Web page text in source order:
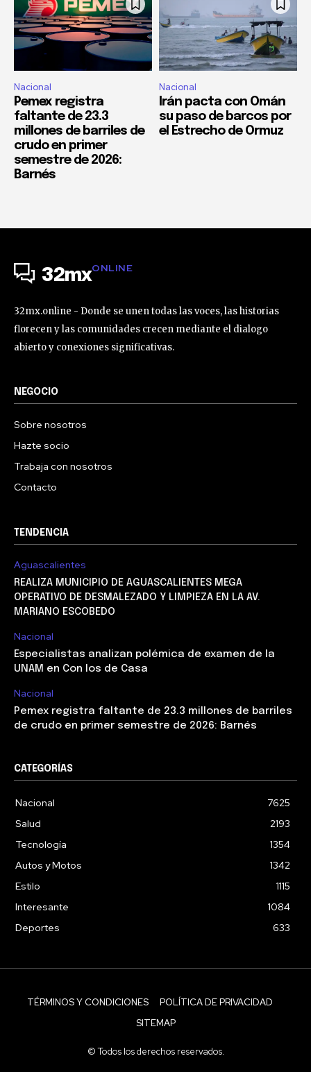
Nacional
Pemex registra
faltante de 23.3
millones de barriles de
crudo en primer
semestre de 2026:
Barnés
Nacional
Irán pacta con Omán
su paso de barcos por
el Estrecho de Ormuz
32mxONLINE
32mx.online - Donde se unen todas las voces, las historias
florecen y las comunidades crecen mediante el dialogo
abierto y conexiones significativas.
NEGOCIO
Sobre nosotros
Hazte socio
Trabaja con nosotros
Contacto
TENDENCIA
Aguascalientes
REALIZA MUNICIPIO DE AGUASCALIENTES MEGA
OPERATIVO DE DESMALEZADO Y LIMPIEZA EN LA AV.
MARIANO ESCOBEDO
Nacional
Especialistas analizan polémica de examen de la
UNAM en Con los de Casa
Nacional
Pemex registra faltante de 23.3 millones de barriles
de crudo en primer semestre de 2026: Barnés
CATEGORÍAS
Nacional
7625
Salud
2193
Tecnología
1354
Autos y Motos
1342
Estilo
1115
Interesante
1084
Deportes
633
TÉRMINOS Y CONDICIONES
POLÍTICA DE PRIVACIDAD
SITEMAP
© Todos los derechos reservados.